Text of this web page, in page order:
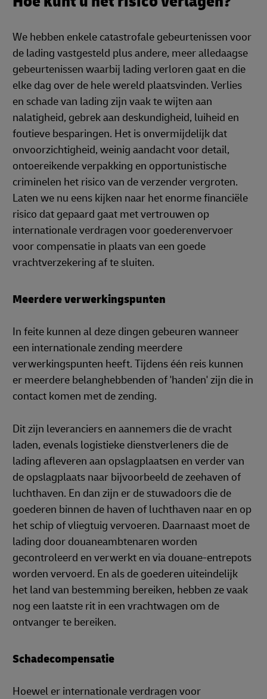
We hebben enkele catastrofale gebeurtenissen voor
de lading vastgesteld plus andere, meer alledaagse
gebeurtenissen waarbij lading verloren gaat en die
elke dag over de hele wereld plaatsvinden. Verlies
en schade van lading zijn vaak te wijten aan
nalatigheid, gebrek aan deskundigheid, luiheid en
foutieve besparingen. Het is onvermijdelijk dat
onvoorzichtigheid, weinig aandacht voor detail,
ontoereikende verpakking en opportunistische
criminelen het risico van de verzender vergroten.
Laten we nu eens kijken naar het enorme financiële
risico dat gepaard gaat met vertrouwen op
internationale verdragen voor goederenvervoer
voor compensatie in plaats van een goede
vrachtverzekering af te sluiten.
Meerdere verwerkingspunten
In feite kunnen al deze dingen gebeuren wanneer
een internationale zending meerdere
verwerkingspunten heeft. Tijdens één reis kunnen
er meerdere belanghebbenden of 'handen' zijn die in
contact komen met de zending.
Dit zijn leveranciers en aannemers die de vracht
laden, evenals logistieke dienstverleners die de
lading afleveren aan opslagplaatsen en verder van
de opslagplaats naar bijvoorbeeld de zeehaven of
luchthaven. En dan zijn er de stuwadoors die de
goederen binnen de haven of luchthaven naar en op
het schip of vliegtuig vervoeren. Daarnaast moet de
lading door douaneambtenaren worden
gecontroleerd en verwerkt en via douane-entrepots
worden vervoerd. En als de goederen uiteindelijk
het land van bestemming bereiken, hebben ze vaak
nog een laatste rit in een vrachtwagen om de
ontvanger te bereiken.
Schadecompensatie
Hoewel er internationale verdragen voor